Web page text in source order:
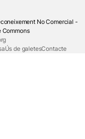
No Comercial -
Commons
Ús de galetesContacte